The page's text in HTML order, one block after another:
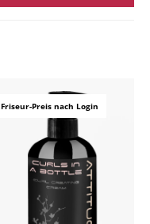
Friseur-Preis nach Login